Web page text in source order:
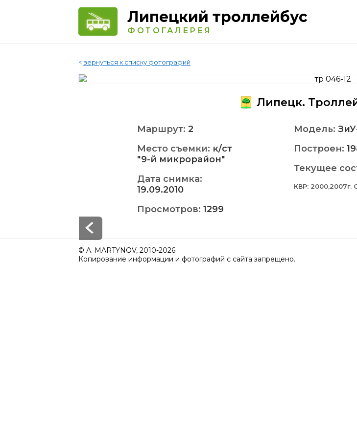
Липецкий троллейбус
ФОТОГАЛЕРЕЯ
< вернуться к списку фотографий
Липецк.
Маршрут: 2
Место съемки: к/ст
"9-й микрорайон"
Дата снимка:
19.09.2010
Просмотров: 1299
Модель:
Построен:
Текущее
КВР: 2000,2007г.
© A. MARTYNOV, 2010-2026
Копирование информации и фотографий с сайта запрещено.